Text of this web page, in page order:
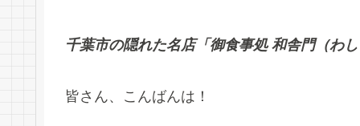
千葉市の隠れた名店「御食事処 和舎門（わ
皆さん、こんばんは！